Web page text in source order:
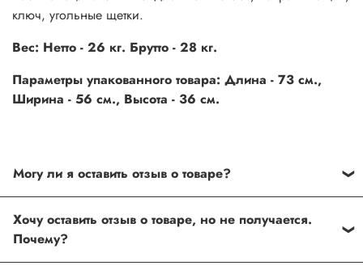
ключ, угольные щетки.
Вес: Нетто - 26 кг. Брутто - 28 кг.
Параметры упакованного товара: Длина - 73 см.,
Ширина - 56 см., Высота - 36 см.
специальное поле, где Вы можете оставить свой отзыв.
Также Вы можете присвоить товару от одной до пяти
звёзд. Все отзывы о товарах проходят модерацию.
Хочу оставить отзыв о товаре, но не получается.